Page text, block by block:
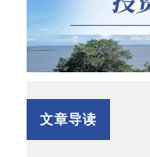
文章导读